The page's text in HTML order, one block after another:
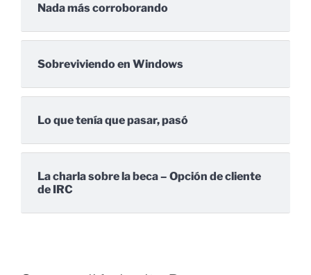
Nada más corroborando
Sobreviviendo en Windows
Lo que tenía que pasar, pasó
La charla sobre la beca – Opción de cliente
de IRC